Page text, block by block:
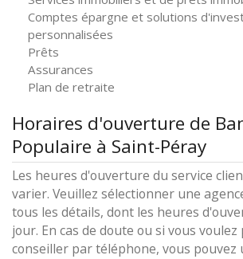
Comptes épargne et solutions
personnalisées
Prêts
Assurances
Plan de retraite
Horaires d'ouverture de
Populaire à Saint-Péray
Les heures d'ouverture du service
varier. Veuillez sélectionner une
tous les détails, dont les heures
jour. En cas de doute ou si vous
conseiller par téléphone, vous pouvez